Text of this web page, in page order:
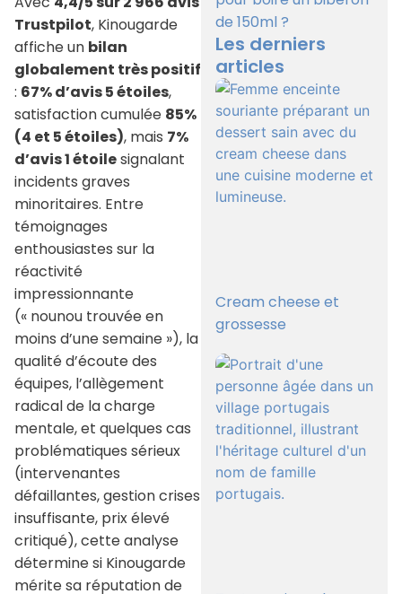
Trustpilot, Kinougarde
affiche un bilan
globalement très positif
: 67% d’avis 5 étoiles,
satisfaction cumulée 85%
(4 et 5 étoiles), mais 7%
d’avis 1 étoilesignalant
incidents graves
minoritaires. Entre
témoignages
enthousiastes sur la
réactivité
impressionnante
(« nounou trouvée en
moins d’une semaine »), la
qualité d’écoute des
équipes, l’allègement
radical de la charge
mentale, et quelques cas
problématiques sérieux
(intervenantes
défaillantes, gestion crises
insuffisante, prix élevé
critiqué), cette analyse
détermine si Kinougarde
mérite sa réputation de
de 150ml ?
Les derniers
articles
Cream cheese et
grossesse